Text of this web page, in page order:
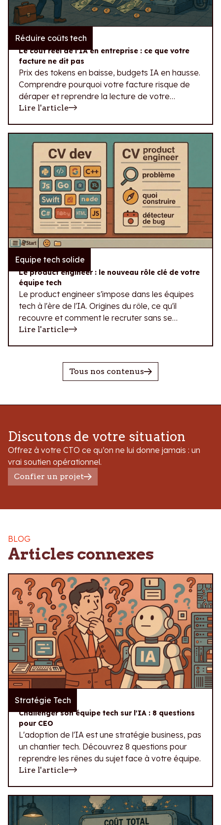
Réduire coûts tech
23.07.2026
Le coût réel de l'IA en entreprise : ce que votre
facture ne dit pas
Prix des tokens en baisse, budgets IA en hausse.
Comprendre pourquoi votre facture risque de
déraper et reprendre la lecture de votre
dépense IA.
Lire l'article
Equipe tech solide
10.07.2026
Le product engineer : le nouveau rôle clé de votre
équipe tech
Le product engineer s'impose dans les équipes
tech à l'ère de l'IA. Origines du rôle, ce qu'il
recouvre et comment le recruter sans se
tromper de profil.
Lire l'article
Tous nos contenus
Discutons de votre situation
Offrez à votre CTO ce qu’on ne lui donne jamais : un
vrai soutien opérationnel.
Confier un projet
BLOG
Articles connexes
Stratégie Tech
29.07.2026
Challenger son équipe tech sur l'IA : 8 questions
pour CEO
L'adoption de l'IA est une stratégie business, pas
un chantier tech. Découvrez 8 questions pour
reprendre les rênes du sujet face à votre équipe.
Lire l'article